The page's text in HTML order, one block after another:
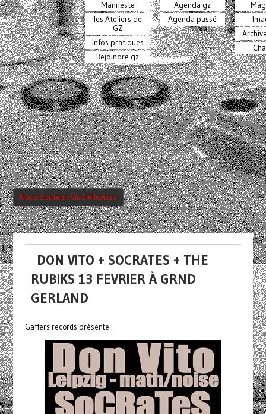
Manifeste
les Ateliers de
GZ
Infos pratiques
Rejoindre gz
Agenda gz
Agenda passé
Nous Soutenir Via HelloAsso
DON VITO + SOCRATES + THE
RUBIKS 13 FEVRIER À GRND
GERLAND
Gaffers records présente :